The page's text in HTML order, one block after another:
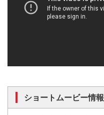
ショートムービー情報